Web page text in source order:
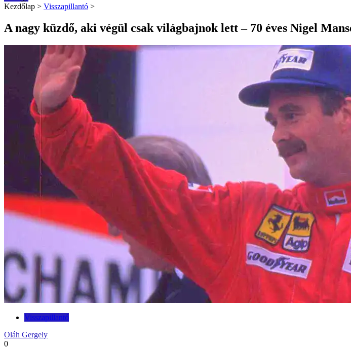
Kezdőlap > Visszapillantó >
A nagy küzdő, aki végül csak világbajnok lett – 70 éves Nigel
Visszapillantó
Oláh Gergely
0